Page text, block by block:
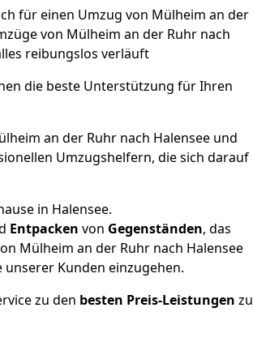
für einen Umzug von Mülheim an der
von Mülheim an der Ruhr nach
reibungslos verläuft
die beste Unterstützung für Ihren
an der Ruhr nach Halensee und
Umzugshelfern, die sich darauf
in Halensee.
Entpacken von Gegenständen, das
Mülheim an der Ruhr nach Halensee
Kunden einzugehen.
zu den besten Preis-Leistungen zu